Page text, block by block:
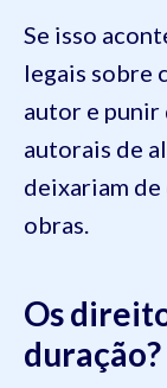
Se isso
legais sobre
autor e
autorais de
deixariam de
obras.
Os
duração?